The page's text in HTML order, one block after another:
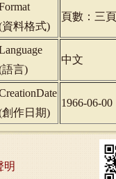
資料格式)
頁數：三頁
語言)
中文
創作日期)
1966-06-00
明